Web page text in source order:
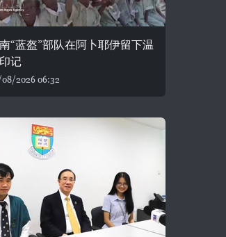
“蓝盔”部队在阿卜耶伊留下温
记
2026 06:32